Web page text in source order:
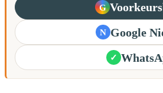
G
N Google
✓